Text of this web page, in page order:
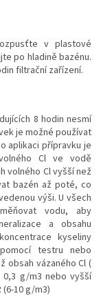
v plastové
po hladině bazénu.
filtrační zařízení.
8 hodin nesmí
je možné používat
aplikaci přípravku je
Cl ve vodě
volného Cl vyšší než
bazén až poté, co
výši. U všech
vodu, aby
a obsahu
kyseliny
testru nebo
obsah vázaného Cl (
0,3 g/m3 nebo vyšší
10 g/m3)